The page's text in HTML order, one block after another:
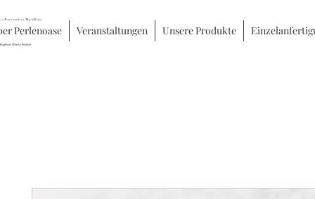
Perlenoase Veranstaltungen Unsere Produkte